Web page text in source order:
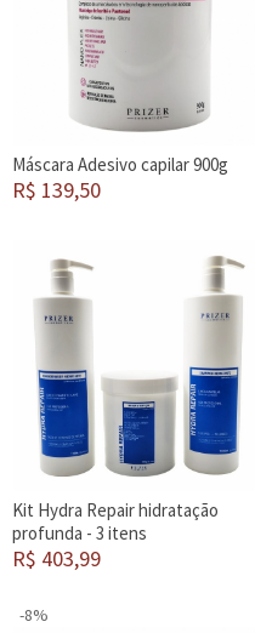
Máscara Adesivo capilar 900g
R$ 139,50
Kit Hydra Repair hidratação
profunda - 3 itens
R$ 403,99
-8%